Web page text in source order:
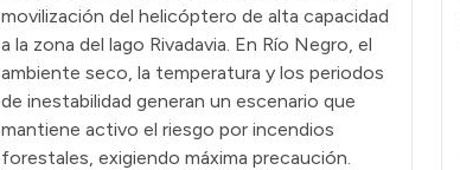
movilización del helicóptero de alta capacidad
a la zona del lago Rivadavia. En Río Negro, el
ambiente seco, la temperatura y los periodos
de inestabilidad generan un escenario que
mantiene activo el riesgo por incendios
forestales, exigiendo máxima precaución.